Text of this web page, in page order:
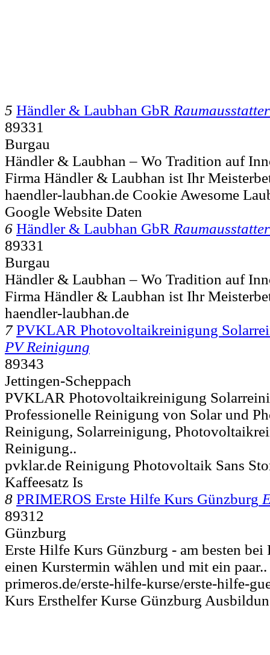
5 Händler & Laubhan GbR Raumausstatter
89331
Burgau
Händler & Laubhan – Wo Tradition auf
Firma Händler & Laubhan ist Ihr
haendler-laubhan.de Cookie Awesome
Google Website Daten
6 Händler & Laubhan GbR Raumausstatter
89331
Burgau
Händler & Laubhan – Wo Tradition auf
Firma Händler & Laubhan ist Ihr
haendler-laubhan.de
7 PVKLAR Photovoltaikreinigung
PV Reinigung
89343
Jettingen-Scheppach
PVKLAR Photovoltaikreinigung
Professionelle Reinigung von Solar und
Reinigung, Solarreinigung,
Reinigung..
pvklar.de Reinigung Photovoltaik Sans
Kaffeesatz Is
8 PRIMEROS Erste Hilfe Kurs Günzburg
89312
Günzburg
Erste Hilfe Kurs Günzburg - am besten
einen Kurstermin wählen und mit ein paar..
primeros.de/erste-hilfe-kurse/erste-hilfe-
Kurs Ersthelfer Kurse Günzburg